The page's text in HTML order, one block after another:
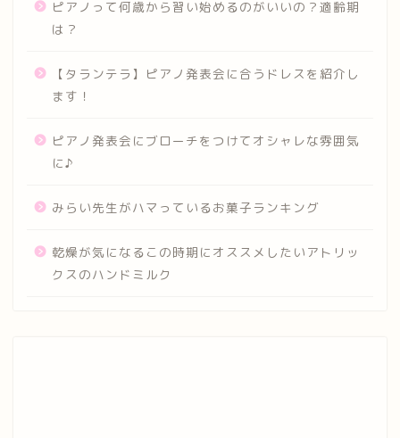
ピアノって何歳から習い始めるのがいいの？適齢期
は？
【タランテラ】ピアノ発表会に合うドレスを紹介し
ます！
ピアノ発表会にブローチをつけてオシャレな雰囲気
に♪
みらい先生がハマっているお菓子ランキング
乾燥が気になるこの時期にオススメしたいアトリッ
クスのハンドミルク